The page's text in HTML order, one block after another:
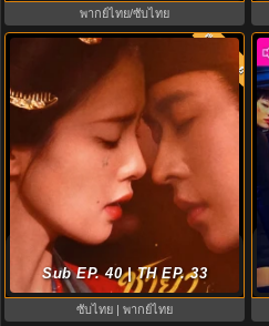
พากย์ไทย/ซับไทย
The First Jasmine ชายาเคียงหทัย
(2026) พากย์ไทย EP.1-40
พากย์ไทย
Sub EP. 40 | TH EP. 33
ซับไทย | พากย์ไทย